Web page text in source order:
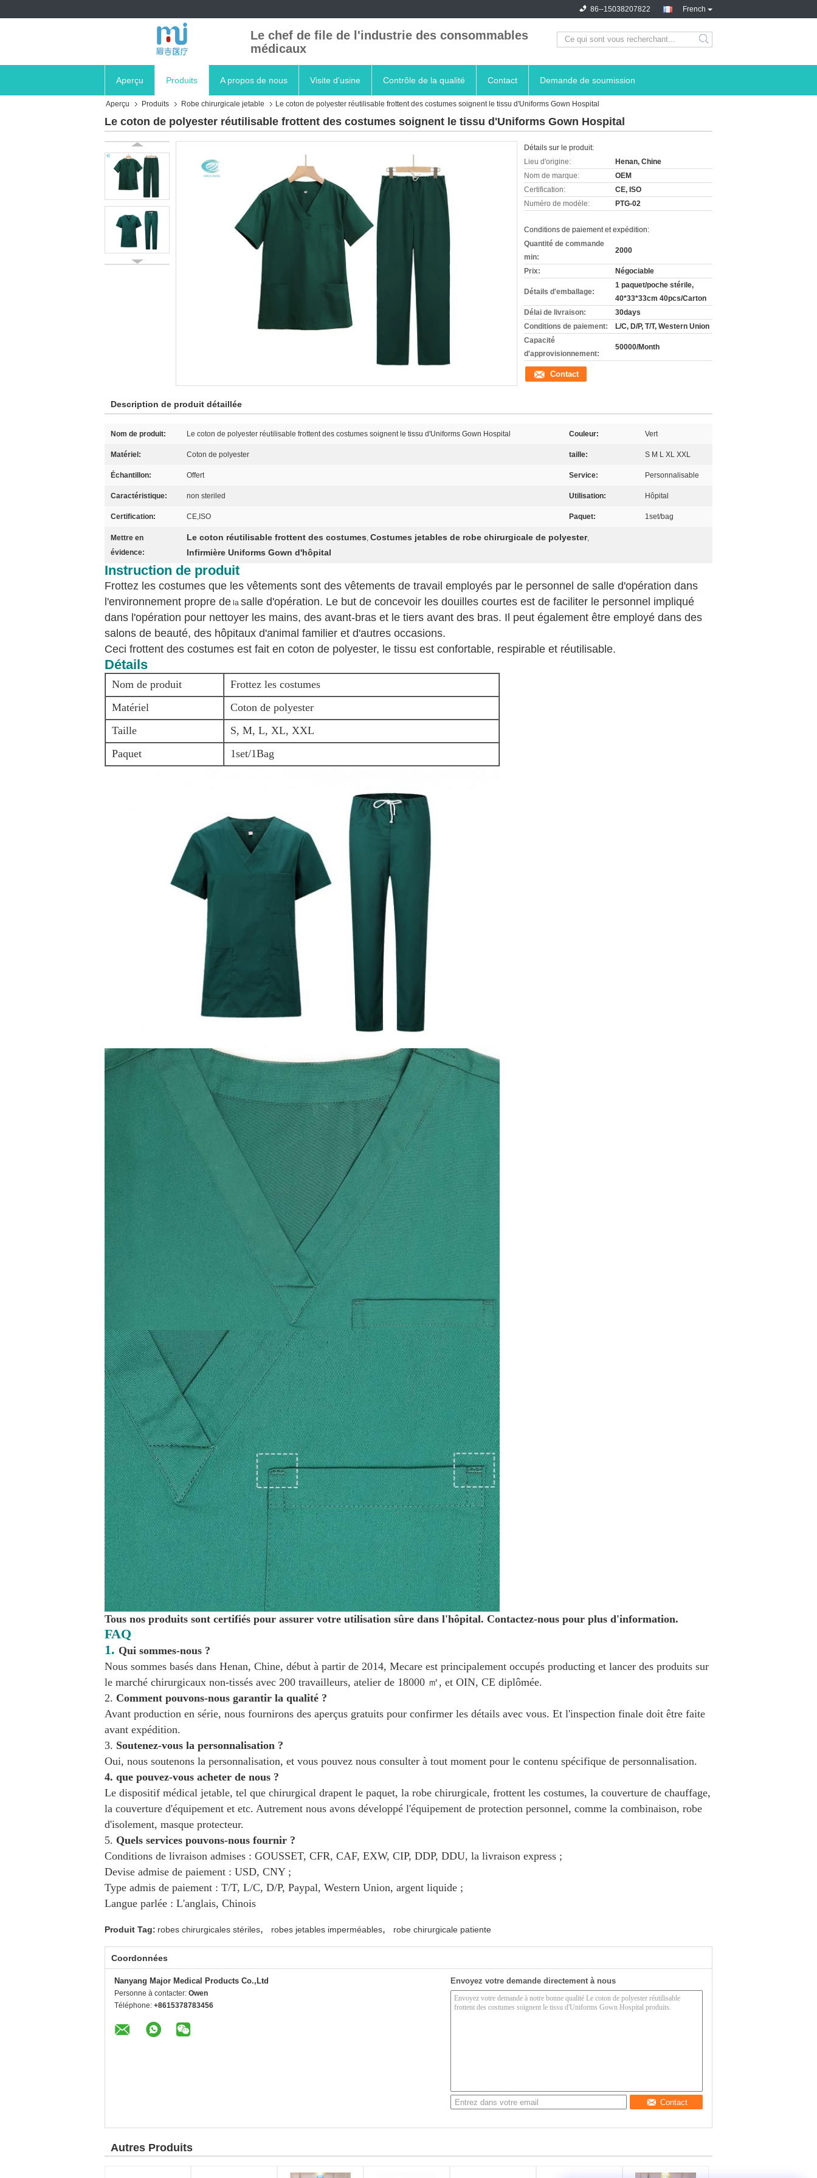
French
86--15038207822
Le chef de file de l'industrie des consommables
médicaux
Aperçu Produits A propos de nous Visite d'usine Contrôle de la qualité Contact Demande de soumission
Aperçu Produits Robe chirurgicale jetable Le coton de polyester réutilisable frottent des costumes soignent le tissu d'Uniforms Gown Hospital
Le coton de polyester réutilisable frottent des costumes soignent le tissu d'Uniforms Gown Hospital
Détails sur le produit:
Lieu d'origine:
Henan, Chine
Nom de marque:
OEM
Certification:
CE, ISO
Numéro de modèle:
PTG-02
Conditions de paiement et expédition:
Quantité de commande
min:
2000
Prix: Négociable
Détails d'emballage:
1 paquet/poche stérile,
40*33*33cm 40pcs/Carton
Délai de livraison:
30days
Conditions de paiement:
L/C, D/P, T/T, Western Union
Capacité
d'approvisionnement:
50000/Month
Contact
Description de produit détaillée
Nom de produit: Le coton de polyester réutilisable frottent des costumes soignent le tissu d'Uniforms Gown Hospital Couleur: Vert
Matériel: Coton de polyester taille: S M L XL XXL
Échantillon: Offert Service: Personnalisable
Caractéristique: non steriled Utilisation: Hôpital
Certification: CE,ISO Paquet: 1set/bag
Mettre en
évidence:
Le coton réutilisable frottent des costumes, Costumes jetables de robe chirurgicale de polyester,
Infirmière Uniforms Gown d'hôpital
Instruction de produit
Frottez les costumes que les vêtements sont des vêtements de travail employés par le personnel de salle d'opération dans
l'environnement propre de la salle d'opération. Le but de concevoir les douilles courtes est de faciliter le personnel impliqué
dans l'opération pour nettoyer les mains, des avant-bras et le tiers avant des bras. Il peut également être employé dans des
salons de beauté, des hôpitaux d'animal familier et d'autres occasions.
Ceci frottent des costumes est fait en coton de polyester, le tissu est confortable, respirable et réutilisable.
Détails
Nom de produit
Frottez les costumes
Matériel
Coton de polyester
Taille
S, M, L, XL, XXL
Paquet
1set/1Bag
Tous nos produits sont certifiés pour assurer votre utilisation sûre dans l'hôpital. Contactez-nous pour plus d'information.
FAQ
1. Qui sommes-nous ?
Nous sommes basés dans Henan, Chine, début à partir de 2014, Mecare est principalement occupés producting et lancer des produits sur
le marché chirurgicaux non-tissés avec 200 travailleurs, atelier de 18000 ㎡, et OIN, CE diplômée.
2. Comment pouvons-nous garantir la qualité ?
Avant production en série, nous fournirons des aperçus gratuits pour confirmer les détails avec vous. Et l'inspection finale doit être faite
avant expédition.
3. Soutenez-vous la personnalisation ?
Oui, nous soutenons la personnalisation, et vous pouvez nous consulter à tout moment pour le contenu spécifique de personnalisation.
4. que pouvez-vous acheter de nous ?
Le dispositif médical jetable, tel que chirurgical drapent le paquet, la robe chirurgicale, frottent les costumes, la couverture de chauffage,
la couverture d'équipement et etc. Autrement nous avons développé l'équipement de protection personnel, comme la combinaison, robe
d'isolement, masque protecteur.
5. Quels services pouvons-nous fournir ?
Conditions de livraison admises : GOUSSET, CFR, CAF, EXW, CIP, DDP, DDU, la livraison express ;
Devise admise de paiement : USD, CNY ;
Type admis de paiement : T/T, L/C, D/P, Paypal, Western Union, argent liquide ;
Langue parlée : L'anglais, Chinois
Produit Tag: robes chirurgicales stériles, robes jetables imperméables, robe chirurgicale patiente
Coordonnées
Nanyang Major Medical Products Co.,Ltd
Personne à contacter: Owen
Téléphone: +8615378783456
Envoyez votre demande directement à nous
Contact
Autres Produits